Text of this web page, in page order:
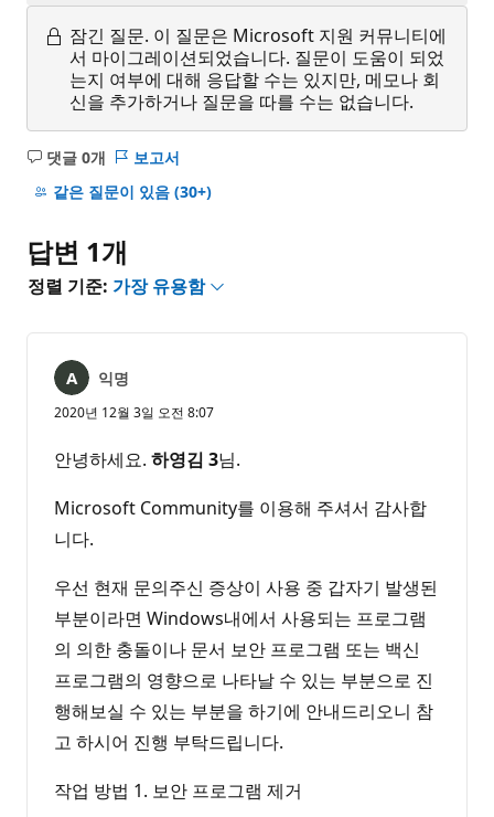
잠긴 질문. 이 질문은 Microsoft 지원 커뮤니티에
서 마이그레이션되었습니다. 질문이 도움이 되었
는지 여부에 대해 응답할 수는 있지만, 메모나 회
신을 추가하거나 질문을 따를 수는 없습니다.
댓글 0개
설
명
음
보고서
같은 질문이 있음 (30+)
답변 1개
정렬 기준: 가장 유용함
익명
2020년 12월 3일 오전 8:07
안녕하세요. 하영김 3님.
Microsoft Community를 이용해 주셔서 감사합
니다.
우선 현재 문의주신 증상이 사용 중 갑자기 발생된
부분이라면 Windows내에서 사용되는 프로그램
의 의한 충돌이나 문서 보안 프로그램 또는 백신
프로그램의 영향으로 나타날 수 있는 부분으로 진
행해보실 수 있는 부분을 하기에 안내드리오니 참
고 하시어 진행 부탁드립니다.
작업 방법 1. 보안 프로그램 제거